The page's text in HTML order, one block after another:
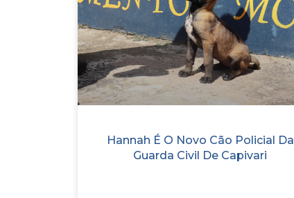
Hannah É O Novo Cão Policial Da
Guarda Civil De Capivari